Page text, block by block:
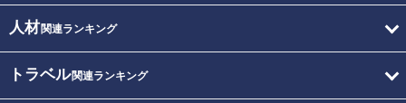
人材関連ランキング
トラベル関連ランキング